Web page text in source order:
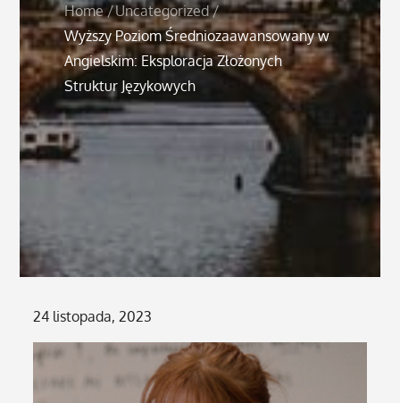
Home
Uncategorized
Wyższy Poziom Średniozaawansowany w
Angielskim: Eksploracja Złożonych
Struktur Językowych
Posted
on
24 listopada, 2023